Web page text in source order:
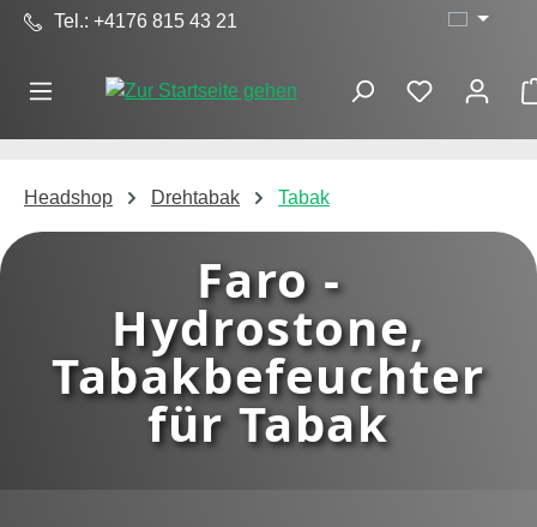
Zum Hauptinhalt springen
Tel.: +4176 815 43 21
Headshop Drehtabak Tabak
Faro -
Hydrostone,
Tabakbefeuchter
für Tabak